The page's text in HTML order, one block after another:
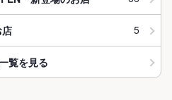
5
覧を見る